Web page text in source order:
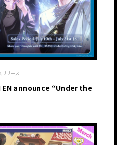
リリース
EN announce “Under the